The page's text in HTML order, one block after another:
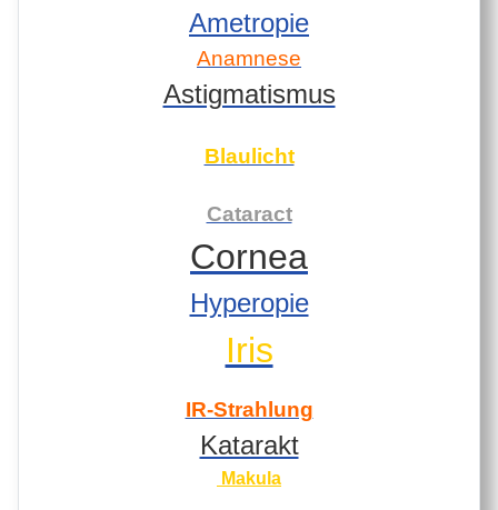
Ametropie
Anamnese
Astigmatismus
Blaulicht
Cataract
Cornea
Hyperopie
Iris
IR-Strahlung
Katarakt
Makula